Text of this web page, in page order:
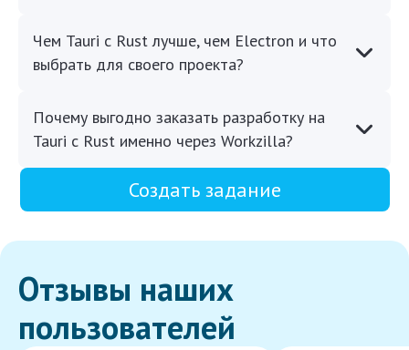
Чем Tauri с Rust лучше, чем Electron и что
выбрать для своего проекта?
Почему выгодно заказать разработку на
Tauri с Rust именно через Workzilla?
Создать задание
Отзывы наших
пользователей